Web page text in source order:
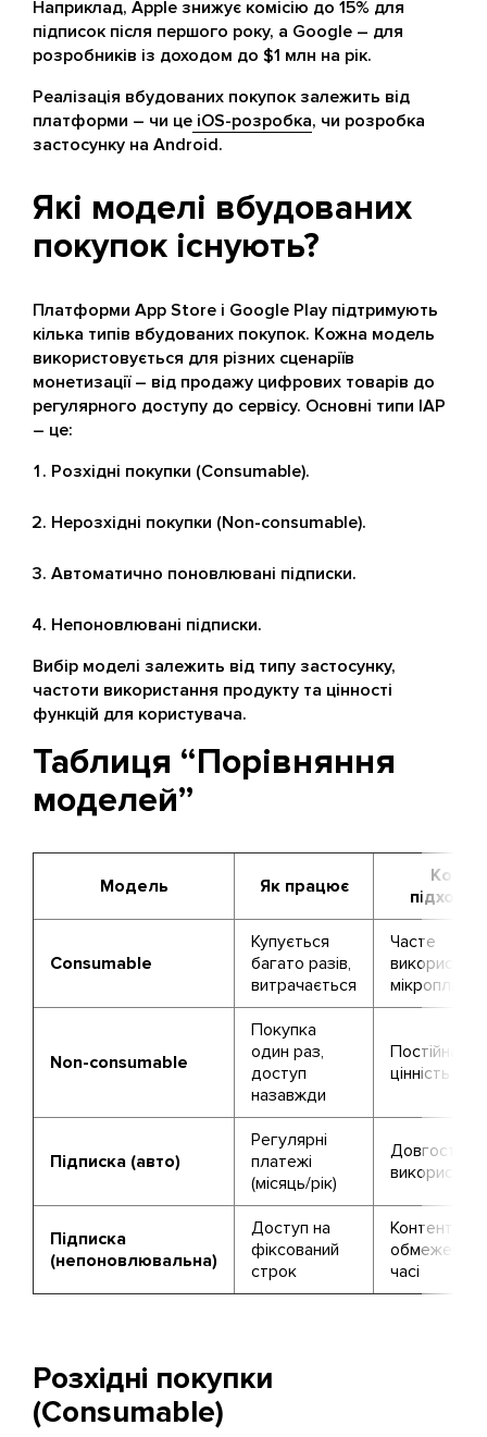
Наприклад, Apple знижує комісію до 15% для
підписок після першого року, а Google – для
розробників із доходом до $1 млн на рік.
Реалізація вбудованих покупок залежить від
платформи – чи це iOS-розробка, чи розробка
застосунку на Android.
Які моделі вбудованих
покупок існують?
Платформи App Store і Google Play підтримують
кілька типів вбудованих покупок. Кожна модель
використовується для різних сценаріїв
монетизації – від продажу цифрових товарів до
регулярного доступу до сервісу. Основні типи IAP
– це:
Розхідні покупки (Consumable).
Нерозхідні покупки (Non-consumable).
Автоматично поновлювані підписки.
Непоновлювані підписки.
Вибір моделі залежить від типу застосунку,
частоти використання продукту та цінності
функцій для користувача.
Таблиця “Порівняння
моделей”
Модель Як працює
Коли
Consumable
Купується
багато разів,
витрачається
Часте
Non-consumable
Покупка
один раз,
доступ
назавжди
Постійна
цінність
Підписка (авто)
Регулярні
платежі
(місяць/рік)
Підписка
(непоновлювальна)
Доступ на
фіксований
строк
Контент з
часі
Розхідні покупки
(Consumable)